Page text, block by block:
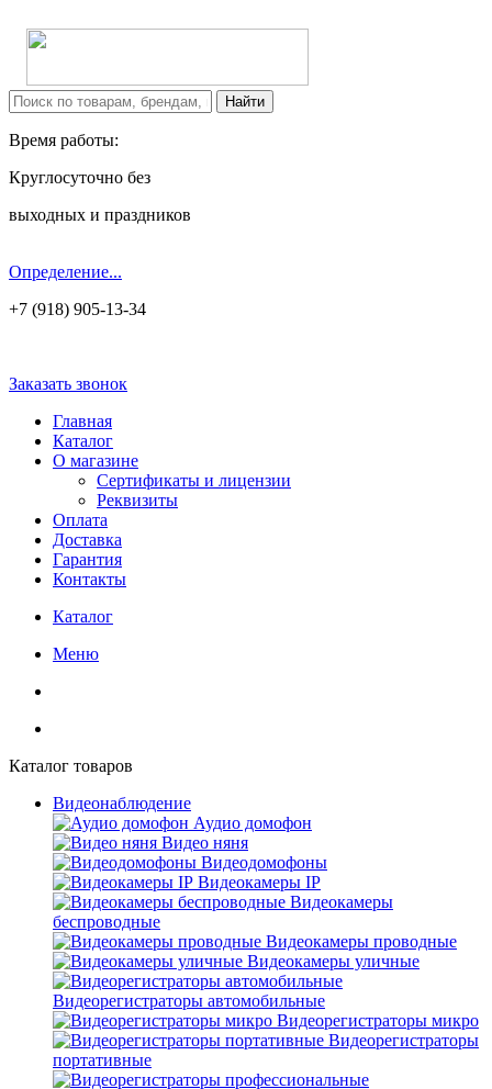
Время работы:
Круглосуточно без
выходных и праздников
Определение...
+7 (918) 905-13-34
Заказать звонок
Главная
Каталог
О магазине
Сертификаты и лицензии
Реквизиты
Оплата
Доставка
Гарантия
Контакты
Каталог
Меню
Каталог товаров
Видеонаблюдение
Аудио домофон
Видео няня
Видеодомофоны
Видеокамеры IP
Видеокамеры
беспроводные
Видеокамеры проводные
Видеокамеры уличные
Видеорегистраторы автомобильные
Видеорегистраторы микро
Видеорегистраторы
портативные